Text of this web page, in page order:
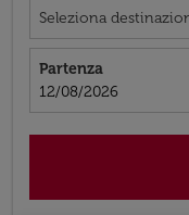
Seleziona
Partenza
fc-booking-
12/08/2026